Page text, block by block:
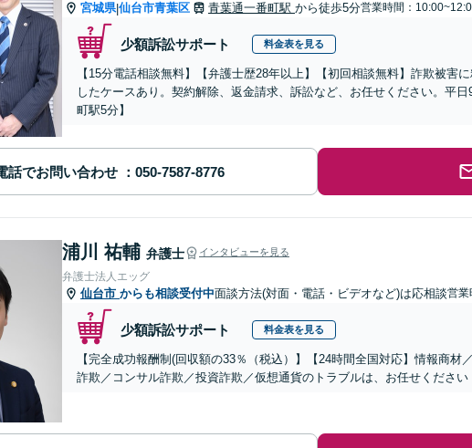
宮城県|仙台市青葉区 青葉通一番町駅 から徒歩5分営業時間：
少額訴訟サポート 料金表を見る
【15分電話相談無料】【弁護士歴28年以上】【初回相談無料】詐欺被害
したケースあり。契約解除、返金請求、訴訟など、お任せください。平
町駅5分】
話でお問い合わせ
浦川 祐輔 弁護士 インタビューを見る
弁護士法人エッグ
仙台市 からも相談受付中面談方法(対面・電話・ビデオなど)は応相談営業
少額訴訟サポート 料金表を見る
【完全成功報酬制(回収額の33％（税込）】【24時間全国対応】情報商材
詐欺／コンサル詐欺／投資詐欺／仮想通貨のトラブルは、お任せください